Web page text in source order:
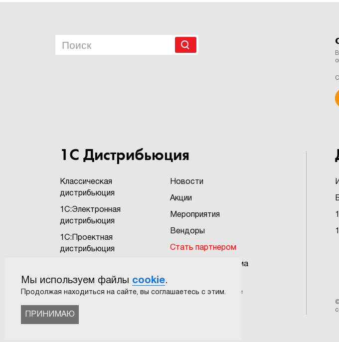
1С Дистрибьюция
Классическая
дистрибьюция
1С:Электронная
дистрибьюция
1С:Проектная
дистрибьюция
САПР
Новости
Акции
Мероприятия
Вендоры
Стать партнером
Бонусная программа
Пользовательское
Мы используем файлы cookie.
Продолжая находиться на сайте, вы соглашаетесь с этим.
ПРИНИМАЮ